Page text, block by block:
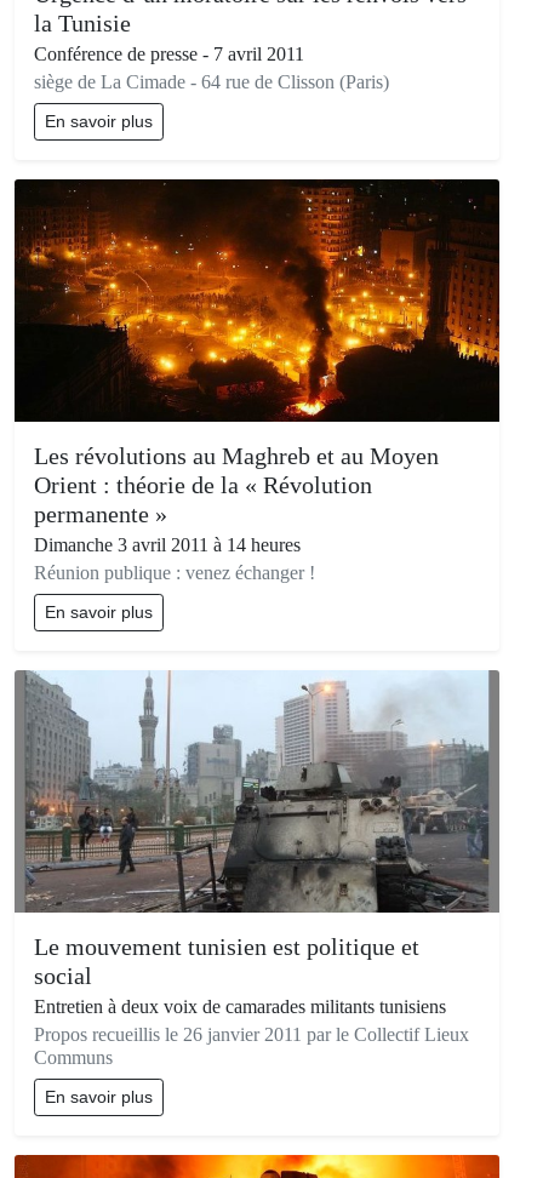
la Tunisie
Conférence de presse - 7 avril 2011
siège de La Cimade - 64 rue de Clisson (Paris)
En savoir plus
Les révolutions au Maghreb et au Moyen
Orient : théorie de la « Révolution
permanente »
Dimanche 3 avril 2011 à 14 heures
Réunion publique : venez échanger !
En savoir plus
Le mouvement tunisien est politique et
social
Entretien à deux voix de camarades militants tunisiens
Propos recueillis le 26 janvier 2011 par le Collectif Lieux
Communs
En savoir plus